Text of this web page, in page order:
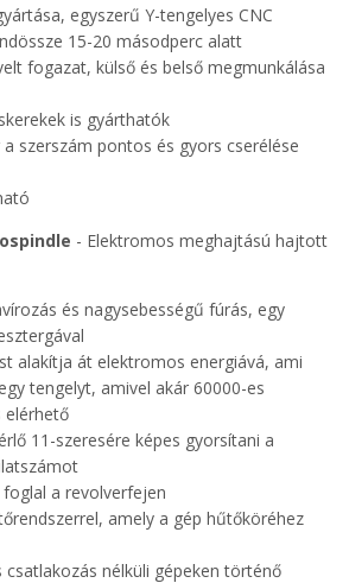
egyszerű Y-tengelyes CNC
15-20 másodperc alatt
fogazat, külső és belső megmunkálása
is gyárthatók
a szerszám pontos és gyors cserélése
- Elektromos meghajtású hajtott
és nagysebességű fúrás, egy
alakítja át elektromos energiává, ami
tengelyt, amivel akár 60000-es
elérhető
11-szeresére képes gyorsítani a
a revolverfejen
amely a gép hűtőköréhez
csatlakozás nélküli gépeken történő